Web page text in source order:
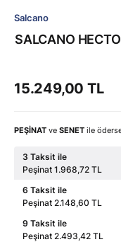
Salcano
SALCANO
15.249,00 TL
PEŞİNAT ve SENET ile
3 Taksit ile
Peşinat 1.968,72 TL
6 Taksit ile
Peşinat 2.148,60 TL
9 Taksit ile
Peşinat 2.493,42 TL